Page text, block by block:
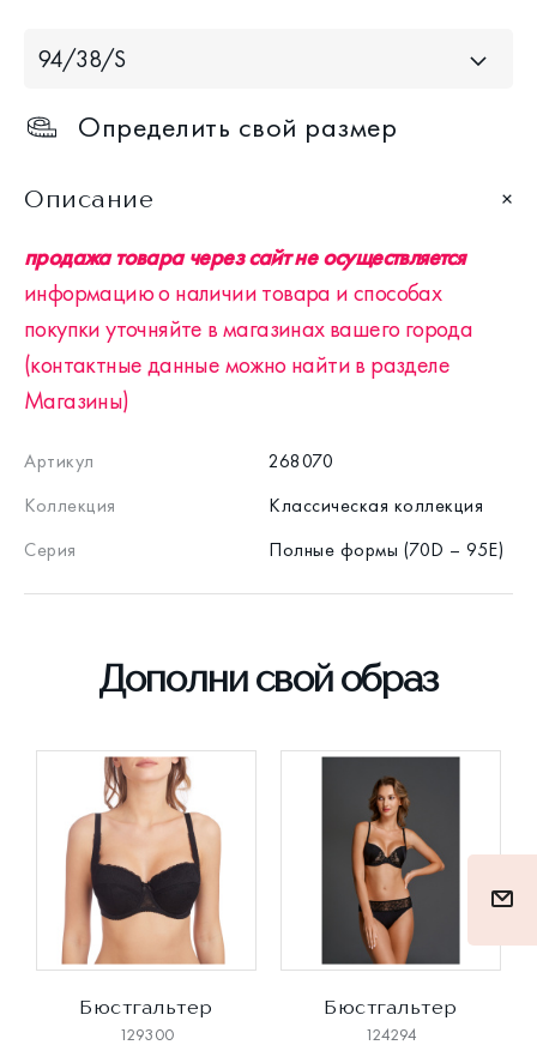
94/38/S
Определить свой размер
Описание
продажа товара через сайт не осуществляется
информацию о наличии товара и способах
покупки уточняйте в магазинах вашего города
(контактные данные можно найти в разделе
Магазины)
Артикул
268070
Коллекция
Классическая коллекция
Серия
Полные формы (70D – 95E)
Дополни свой образ
Бюстгальтер
129300
Бюстгальтер
124294